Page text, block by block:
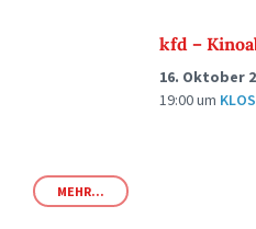
kfd –
16. Oktober
19:00um
MEHR...